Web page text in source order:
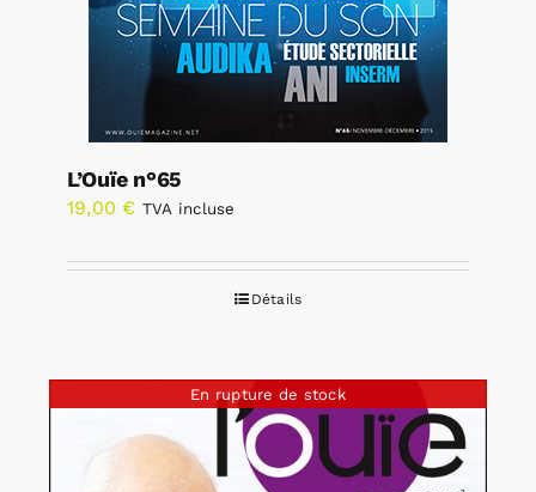
L’Ouïe n°65
19,00 € TVA incluse
Détails
En rupture de stock